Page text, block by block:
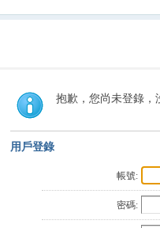
抱歉，您尚未登錄，
用戶登錄
帳號:
密碼: